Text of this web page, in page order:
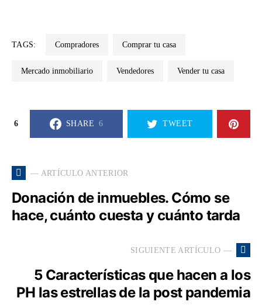
TAGS: Compradores Comprar tu casa
Mercado inmobiliario Vendedores Vender tu casa
6 SHARE 6 TWEET
— ARTÍCULO ANTERIOR
Donación de inmuebles. Cómo se
hace, cuánto cuesta y cuánto tarda
SIGUIENTE ARTÍCULO —
5 Características que hacen a los
PH las estrellas de la post pandemia